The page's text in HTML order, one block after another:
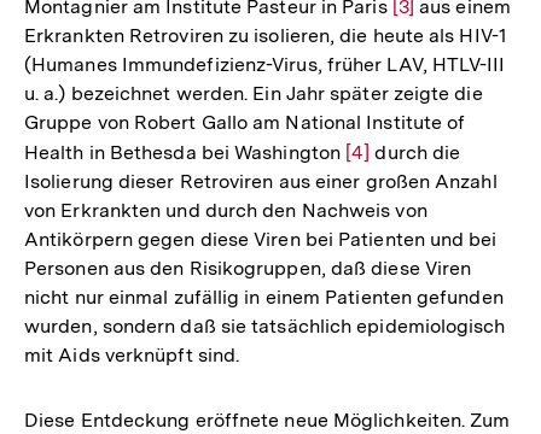
Montagnier am Institute Pasteur in Paris Zur
Auflösung
der
Fußnote
[3] aus einem
Erkrankten Retroviren zu isolieren, die heute als HIV-1
(Humanes Immundefizienz-Virus, früher LAV, HTLV-III
u. a.) bezeichnet werden. Ein Jahr später zeigte die
Gruppe von Robert Gallo am National Institute of
Health in Bethesda bei Washington Zur
Auflösung
der
Fußnote
[4] durch die
Isolierung dieser Retroviren aus einer großen Anzahl
von Erkrankten und durch den Nachweis von
Antikörpern gegen diese Viren bei Patienten und bei
Personen aus den Risikogruppen, daß diese Viren
nicht nur einmal zufällig in einem Patienten gefunden
wurden, sondern daß sie tatsächlich epidemiologisch
mit Aids verknüpft sind.
Diese Entdeckung eröffnete neue Möglichkeiten. Zum